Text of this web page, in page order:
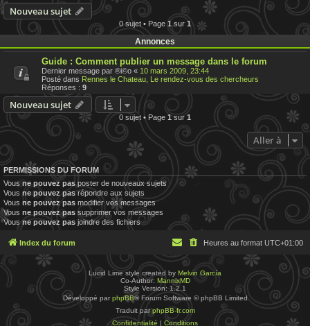
Nouveau sujet
0 sujet • Page 1sur 1
Annonces
Guide : Comment publier un message dans le forum
Dernier message par ®i©o « 10 mars 2009, 23:44
Posté dans Rennes le Chateau, Le rendez-vous des chercheurs
Réponses : 9
Nouveau sujet
0 sujet • Page 1sur1
Aller à
PERMISSIONS DU FORUM
Vous ne pouvez pas poster de nouveaux sujets
Vous ne pouvez pasrépondre aux sujets
Vous ne pouvez pas modifier vos messages
Vous ne pouvez pas supprimer vos messages
Vousne pouvez pas joindre des fichiers
Index du forum Heures au format UTC+01:00
Lucid Lime style created by Melvin García
Co-Author: MannixMD
Style Version: 1.2.1
Développé par phpBB® Forum Software © phpBB Limited
Traduit parphpBB-fr.com
Confidentialité | Conditions